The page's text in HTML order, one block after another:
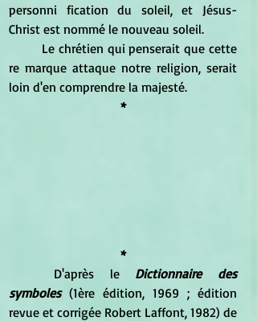
personni fication du soleil, et Jésus-
Christ est nommé le nouveau soleil.
re marque attaque notre religion, serait
loin d'en comprendre la majesté.
*
*
	D'après le
Dictionnaire des
symboles (1ère édition, 1969 ; édition
revue et corrigée Robert Laffont, 1982) de